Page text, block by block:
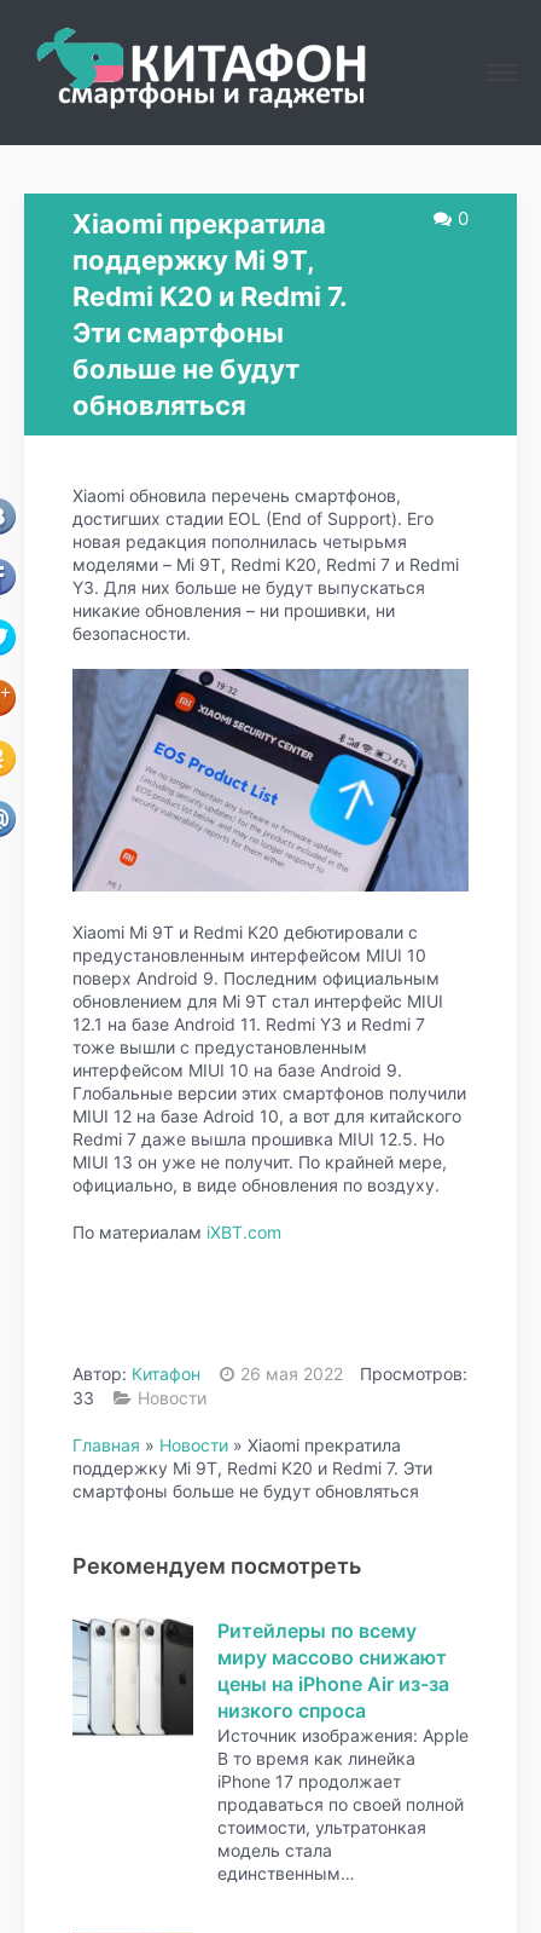
0
Xiaomi прекратила
поддержку Mi 9T,
Redmi K20 и Redmi 7.
Эти смартфоны
больше не будут
обновляться
Xiaomi обновила перечень смартфонов,
достигших стадии EOL (End of Support). Его
новая редакция пополнилась четырьмя
моделями – Mi 9T, Redmi K20, Redmi 7 и Redmi
Y3. Для них больше не будут выпускаться
никакие обновления – ни прошивки, ни
безопасности.
Xiaomi Mi 9T и Redmi K20 дебютировали с
предустановленным интерфейсом MIUI 10
поверх Android 9. Последним официальным
обновлением для Mi 9T стал интерфейс MIUI
12.1 на базе Android 11. Redmi Y3 и Redmi 7
тоже вышли с предустановленным
интерфейсом MIUI 10 на базе Android 9.
Глобальные версии этих смартфонов получили
MIUI 12 на базе Adroid 10, а вот для китайского
Redmi 7 даже вышла прошивка MIUI 12.5. Но
MIUI 13 он уже не получит. По крайней мере,
официально, в виде обновления по воздуху.
По материалам iXBT.com
Автор: Китафон 26 мая 2022
Просмотров:
33
Новости
Главная » Новости » Xiaomi прекратила
поддержку Mi 9T, Redmi K20 и Redmi 7. Эти
смартфоны больше не будут обновляться
Рекомендуем посмотреть
Ритейлеры по всему
миру массово снижают
цены на iPhone Air из-за
низкого спроса
Источник изображения: Apple
В то время как линейка
iPhone 17 продолжает
продаваться по своей полной
стоимости, ультратонкая
модель стала
единственным…